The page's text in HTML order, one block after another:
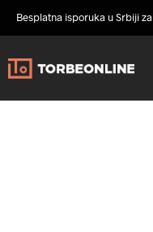
Besplatna isporuka u Srbiji